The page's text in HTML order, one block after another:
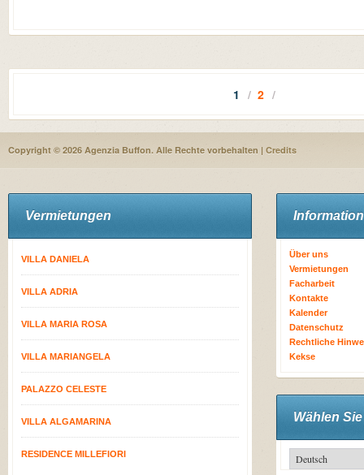
1 2
Copyright © 2026 Agenzia Buffon. Alle Rechte vorbehalten | Credits
Vermietungen
VILLA DANIELA
VILLA ADRIA
VILLA MARIA ROSA
VILLA MARIANGELA
PALAZZO CELESTE
VILLA ALGAMARINA
RESIDENCE MILLEFIORI
Über uns
Vermietungen
Facharbeit
Kontakte
Kalender
Datenschutz
Rechtliche
Kekse
Wählen